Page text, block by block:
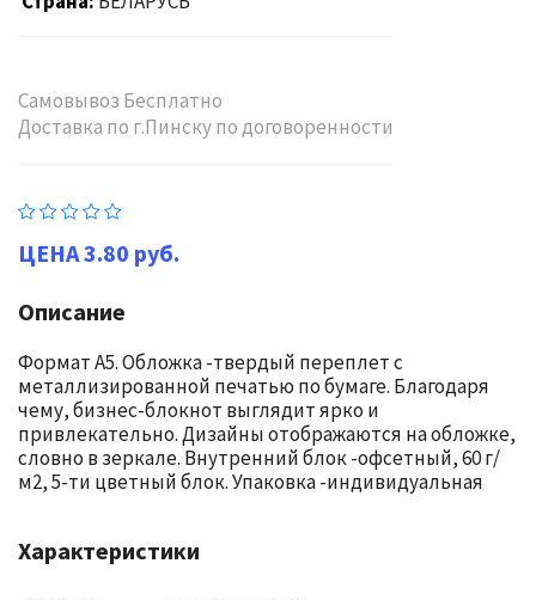
Самовывоз Бесплатно
Доставка по г.Пинску по договоренности
3.80 руб.
Описание
Формат А5. Обложка -твердый переплет с
металлизированной печатью по бумаге. Благодаря
чему, бизнес-блокнот выглядит ярко и
привлекательно. Дизайны отображаются на обложке,
словно в зеркале. Внутренний блок -офсетный, 60 г/
м2, 5-ти цветный блок. Упаковка -индивидуальная
Характеристики